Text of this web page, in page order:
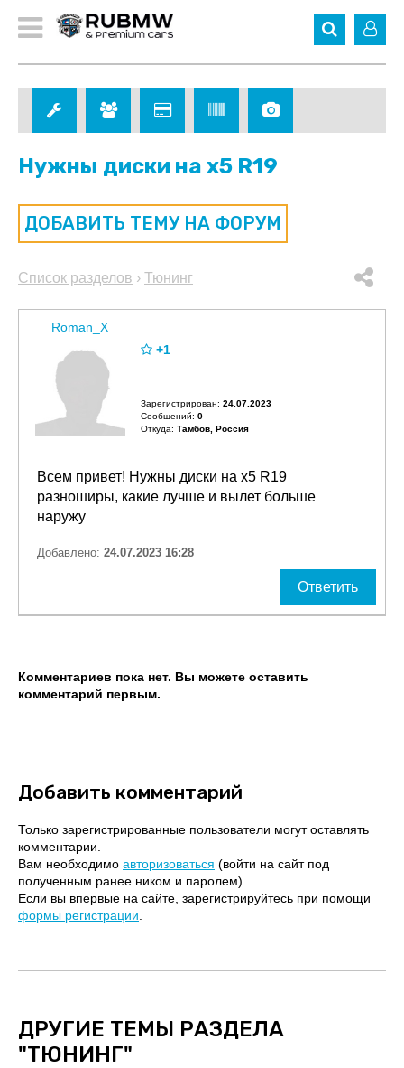
Нужны диски на х5 R19
ДОБАВИТЬ ТЕМУ НА ФОРУМ
Список разделов › Тюнинг
Roman_X
+1
Зарегистрирован: 24.07.2023
Сообщений: 0
Откуда: Тамбов, Россия
Всем привет! Нужны диски на х5 R19
разноширы, какие лучше и вылет больше
наружу
Добавлено: 24.07.2023 16:28
Ответить
Комментариев пока нет. Вы можете оставить
комментарий первым.
Добавить комментарий
Только зарегистрированные пользователи могут оставлять
комментарии.
Вам необходимо авторизоваться (войти на сайт под
полученным ранее ником и паролем).
Если вы впервые на сайте, зарегистрируйтесь при помощи
формы регистрации
ДРУГИЕ ТЕМЫ РАЗДЕЛА
"ТЮНИНГ"